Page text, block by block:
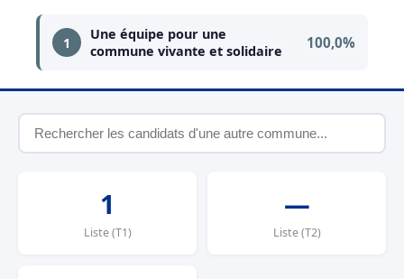
1
Une équipe pour une
commune vivante et solidaire
100,0%
1
Liste (T1)
—
Liste (T2)